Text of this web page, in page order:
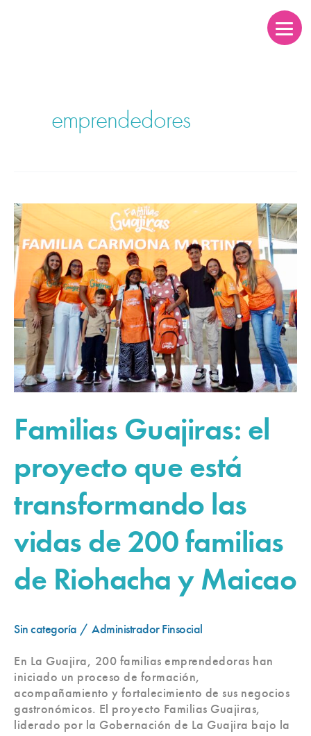
emprendedores
Familias Guajiras: el
proyecto que está
transformando las
vidas de 200 familias
de Riohacha y Maicao
Sin categoría / Administrador Finsocial
En La Guajira, 200 familias emprendedoras han
iniciado un proceso de formación,
acompañamiento y fortalecimiento de sus negocios
gastronómicos. El proyecto Familias Guajiras,
liderado por la Gobernación de La Guajira bajo la